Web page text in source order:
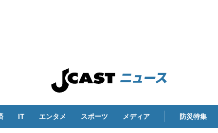
IT エンタメ スポーツ メディア 防災特集